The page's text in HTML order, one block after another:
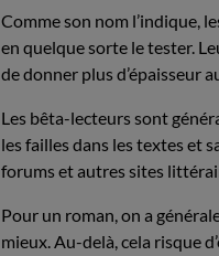
Comme son nom l’indique,
en quelque sorte le tester.
de donner plus d’épaisseur
Les bêta-lecteurs sont
les failles dans les textes et
forums et autres sites
Pour un roman, on a
mieux. Au-delà, cela risque